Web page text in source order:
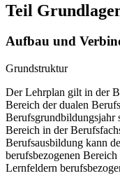
Teil
Aufbau und
Grundstruktur
Der Lehrplan gilt in der
Bereich der dualen
Berufsgrundbildungsjahr
Bereich in der
Berufsausbildung kann
berufsbezogenen
Lernfeldern